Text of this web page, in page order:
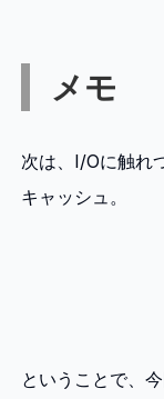
メモ
次は、I/Oに触れ
キャッシュ。
ということで、